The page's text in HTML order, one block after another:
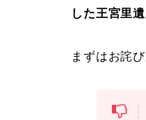
した王宮里
まずはお詫び